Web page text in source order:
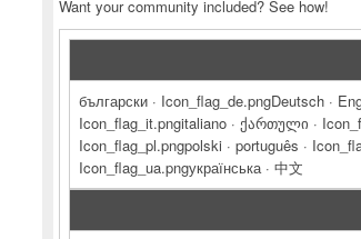
Want your community included? See how!
български · Icon_flag_de.pngDeutsch ·
Icon_flag_it.pngitaliano · ქართული ·
Icon_flag_pl.pngpolski · português ·
Icon_flag_ua.pngукраїнська · 中文